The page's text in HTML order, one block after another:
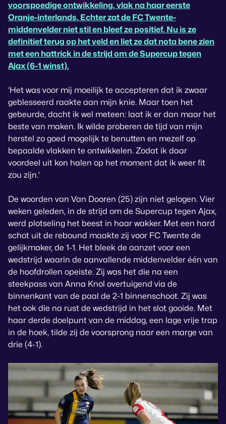
voorspoedige ontwikkeling, vlak na haar eerste
Oranje-interlands. Echter zat de FC Twente-
middenvelder niet stil en bleef ze positief. Nu is ze
definitief terug op het veld en liet ze dat nota bene zien
met een hattrick in de strijd om de Supercup tegen
Ajax (6-1 winst).
‘Het was voor mij moeilijk te accepteren dat ik zwaar
geblesseerd raakte aan mijn knie. Maar toen het
gebeurde, dacht ik wel meteen: laat ik er dan maar het
beste van maken. Ik wilde proberen de tijd van mijn
herstel zo goed mogelijk te benutten en mezelf op
bepaalde vlakken te ontwikkelen. Zodat ik daar
voordeel uit kon halen op het moment dat ik weer fit
zou zijn.’
De woorden van Van Dooren (25) zijn niet gelogen. Vier
weken geleden, in de strijd om de Supercup tegen Ajax,
werd plotseling het beest in haar wakker. Met een hard
schot uit de rebound maakte zij voor FC Twente de
gelijkmaker, de 1-1. Het bleek de aanzet voor een
wedstrijd waarin de aanvallende middenvelder één van
de hoofdrollen opeiste. Zij was het die na een
steekpass van Anna Knol overtuigend via de
binnenkant van de paal de 2-1 binnenschoot. Zij was
het ook die na rust de wedstrijd in het slot gooide. Met
haar derde doelpunt van de middag, een lage vrije trap
in de hoek, tilde zij de voorsprong naar een marge van
drie (4-1).